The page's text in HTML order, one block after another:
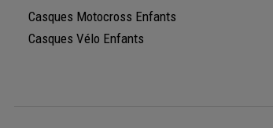
Casques Motocross Enfants
Casques Vélo Enfants